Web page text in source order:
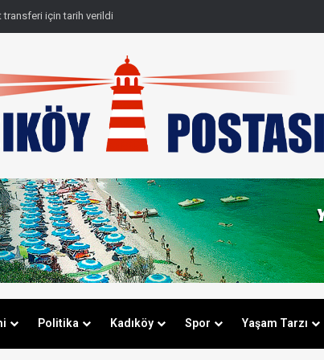
transferi için tarih verildi
Politika Kadıköy Spor Yaşam Tarzı